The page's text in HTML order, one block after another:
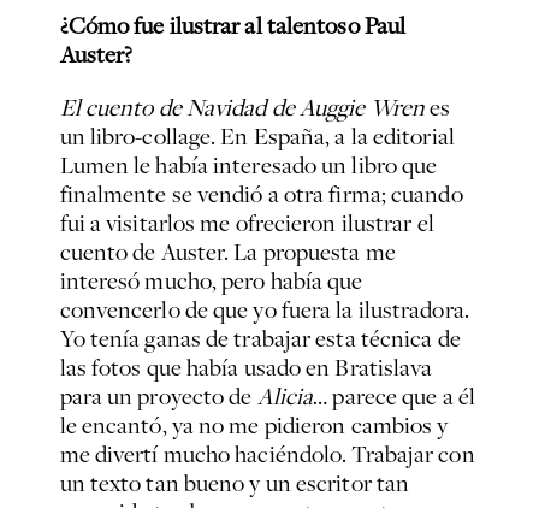
¿Cómo fue ilustrar al talentoso Paul
Auster?
El cuento de Navidad de Auggie Wrenes
un libro-collage. En España, a la editorial
Lumen le había interesado un libro que
finalmente se vendió a otra firma; cuando
fui a visitarlos me ofrecieron ilustrar el
cuento de Auster. La propuesta me
interesó mucho, pero había que
convencerlo de que yo fuera la ilustradora.
Yo tenía ganas de trabajar esta técnica de
las fotos que había usado en Bratislava
para un proyecto deAlicia… parece que a él
le encantó, ya no me pidieron cambios y
me divertí mucho haciéndolo. Trabajar con
un texto tan bueno y un escritor tan